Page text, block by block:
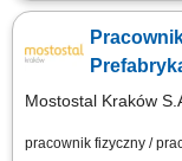
oraz okładzin; Montaż
Obsługa maszyn i
Mostostal Kraków
pracownik fizyczny /